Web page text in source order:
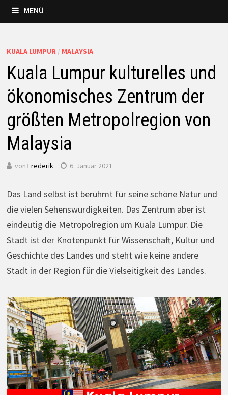
MENÜ
KUALA LUMPUR / MALAYSIA
Kuala Lumpur kulturelles und
ökonomisches Zentrum der
größten Metropolregion von
Malaysia
von Frederik 6. Januar 2021
Das Land selbst ist berühmt für seine schöne Natur und
die vielen Sehenswürdigkeiten. Das Zentrum aber ist
eindeutig die Metropolregion um Kuala Lumpur. Die
Stadt ist der Knotenpunkt für Wissenschaft, Kultur und
Geschichte des Landes und steht wie keine andere
Stadt in der Region für die Vielseitigkeit des Landes.